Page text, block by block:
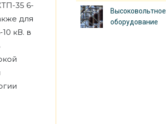
35 6-
для
кВ. в
Высоковольтное
оборудование